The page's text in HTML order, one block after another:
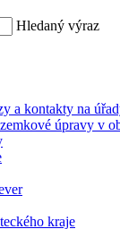
Hledaný výraz
a kontakty na
úpravy v
kraje